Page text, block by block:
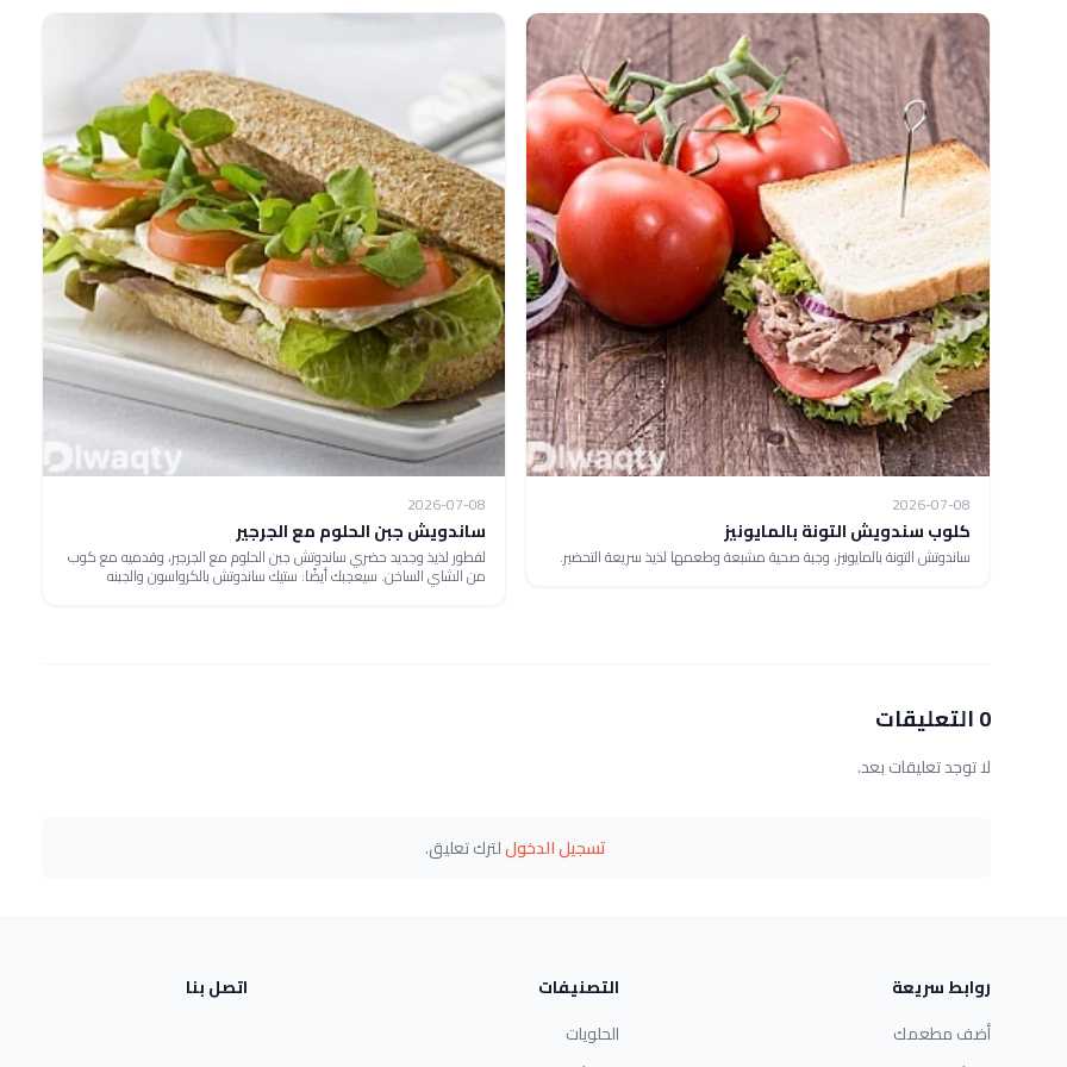
2026-07-08
كلوب سندويش التونة بالمايونيز
ساندوتش التونة بالمايونيز، وجبة صحية مشبعة وطعمها لذيذ سريعة التحضير.
2026-07-08
ساندويش جبن الحلوم مع الجرجير
لفطور لذيذ وجديد حضري ساندوتش جبن الحلوم مع الجرجير، وقدميه مع كوب
من الشاي الساخن. سيعجبك أيضًا: ستيك ساندوتش بالكرواسون والجبنه
0 التعليقات
لا توجد تعليقات بعد.
تسجيل الدخوللترك تعليق.
روابط سريعة
أضف مطعمك
التصنيفات
الحلويات
اتصل بنا